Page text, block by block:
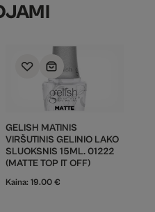
GELISH MATINIS
VIRŠUTINIS GELINIO LAKO
SLUOKSNIS 15ML. 01222
(MATTE TOP IT OFF)
Kaina: 19.00 €